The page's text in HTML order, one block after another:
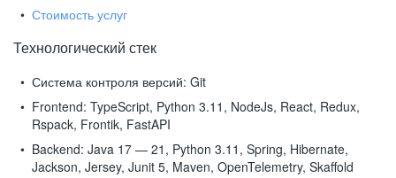
Стоимость услуг
Технологический стек
Система контроля версий: Git
Frontend: TypeScript, Python 3.11, NodeJs, React, Redux,
Rspack, Frontik, FastAPI
Backend: Java 17 — 21, Python 3.11, Spring, Hibernate,
Jackson, Jersey, Junit 5, Maven, OpenTelemetry, Skaffold